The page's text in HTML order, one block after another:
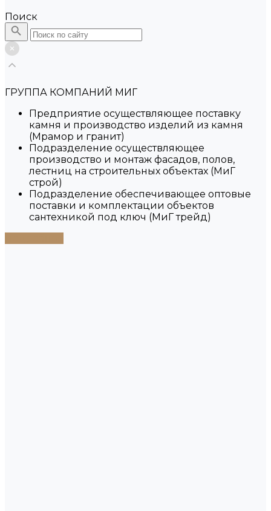
Поиск
ГРУППА КОМПАНИЙ МИГ
Предприятие осуществляющее поставку
камня и производство изделий из камня
(Мрамор и гранит)
Подразделение осуществляющее
производство и монтаж фасадов, полов,
лестниц на строительных объектах (МиГ
строй)
Подразделение обеспечивающее оптовые
поставки и комплектации объектов
сантехникой под ключ (МиГ трейд)